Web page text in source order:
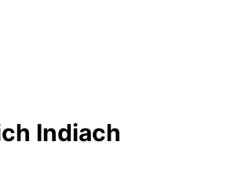
Indiach